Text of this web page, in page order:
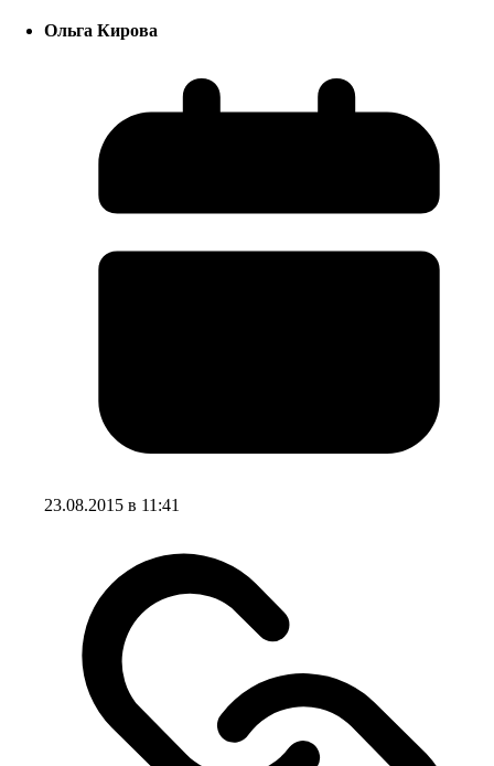
Ольга Кирова
23.08.2015 в 11:41